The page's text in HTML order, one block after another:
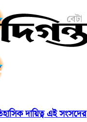
দায়িত্ব এই সংসদের